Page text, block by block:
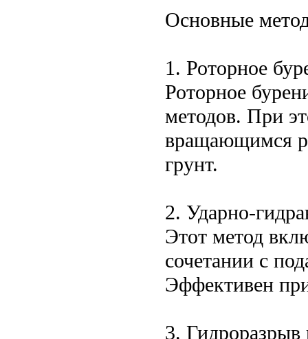
Основные
1. Роторное
Роторное
методов. При
вращающимся
грунт.
2. Ударно-
Этот метод
сочетании с
Эффективен
3. Гидроразрыв